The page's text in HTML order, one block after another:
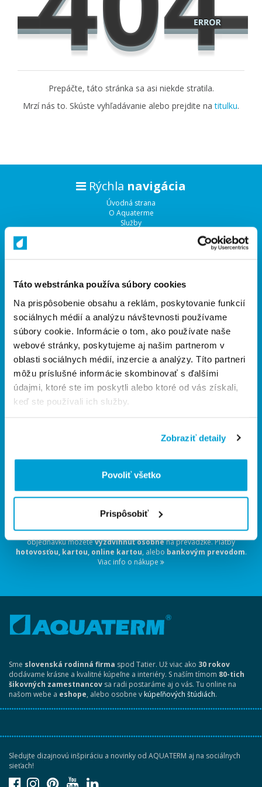
Táto webstránka používa súbory cookies
Na prispôsobenie obsahu a reklám, poskytovanie funkcií
sociálnych médií a analýzu návštevnosti používame
súbory cookie. Informácie o tom, ako používate naše
webové stránky, poskytujeme aj našim partnerom v
oblasti sociálnych médií, inzercie a analýzy. Títo partneri
môžu príslušné informácie skombinovať s ďalšími
údajmi, ktoré ste im poskytli alebo ktoré od vás získali,
keď ste používali ich služby.
Zobraziť detaily
Povoliť všetko
Prispôsobiť
Prepáčte, táto stránka sa asi niekde stratila.
Mrzí nás to. Skúste vyhľadávanie alebo prejdite natitulku.
Rýchla navigácia
Úvodná strana
O Aquaterme
Služby
Kategórieproduktov
Obklady a dlažby
Umývadlá
Kúpeľňový nábytok
WC, bidety a pisoáre
Batérie a sprchy
Vane a vaničky
Sprchové kúty
Stavebná chémia
Pripravíme 3D vizualizáciu
Pripravíme technické riešenie
Vyberieme vhodné produkty
Dovezieme až k vám
a pomôžeme s výberom
mieru. Tovar doručímeaj do 24 hodín. Dopravímekuriérom, alebo si
objednávku môžetevyzdvihnúť osobnena prevádzke. Platby
hotovosťou, kartou, online kartou, alebo bankovým prevodom.
Viac info o nákupe
Sme slovenská rodinná firma spod Tatier. Už viac ako 30 rokov
dodávame krásne a kvalitné kúpeľne a interiéry. S naším tímom 80-tich
šikovných zamestnancov sa radi postaráme aj o vás. Tu online na
našom webe a eshope, alebo osobne vkúpeľňových štúdiách.
Sledujte dizajnovú inšpiráciu a novinky od AQUATERM aj na sociálnych
sieťach!